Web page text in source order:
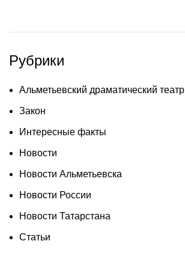
Рубрики
Альметьевский драматический театр
Закон
Интересные факты
Новости
Новости Альметьевска
Новости России
Новости Татарстана
Статьи